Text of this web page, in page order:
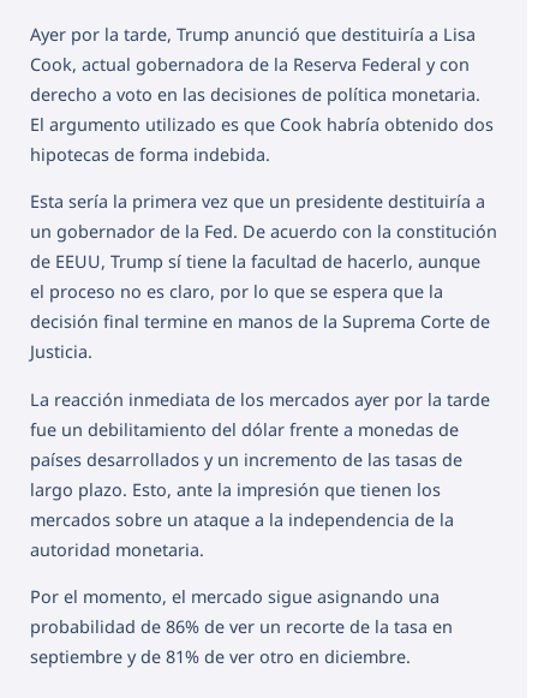
Ayer por la tarde, Trump anunció que destituiría a Lisa
Cook, actual gobernadora de la Reserva Federal y con
derecho a voto en las decisiones de política monetaria.
El argumento utilizado es que Cook habría obtenido dos
hipotecas de forma indebida.
Esta sería la primera vez que un presidente destituiría a
un gobernador de la Fed. De acuerdo con la constitución
de EEUU, Trump sí tiene la facultad de hacerlo, aunque
el proceso no es claro, por lo que se espera que la
decisión final termine en manos de la Suprema Corte de
Justicia.
La reacción inmediata de los mercados ayer por la tarde
fue un debilitamiento del dólar frente a monedas de
países desarrollados y un incremento de las tasas de
largo plazo. Esto, ante la impresión que tienen los
mercados sobre un ataque a la independencia de la
autoridad monetaria.
Por el momento, el mercado sigue asignando una
probabilidad de 86% de ver un recorte de la tasa en
septiembre y de 81% de ver otro en diciembre.